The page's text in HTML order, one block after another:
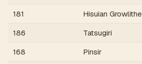
181
Hisuian Growlithe
186
Tatsugiri
168
Pinsir